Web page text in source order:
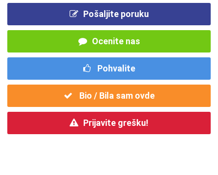
Pošaljite poruku
Ocenite nas
Pohvalite
Bio / Bila sam ovde
Prijavite grešku!